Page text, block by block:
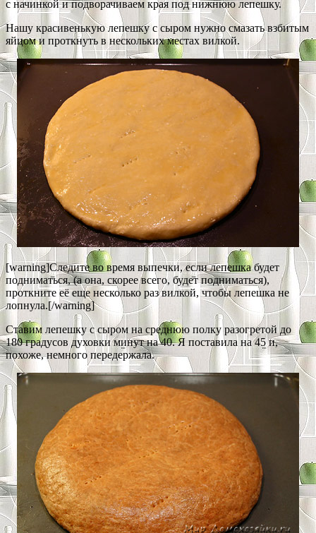
с начинкой и подворачиваем края под нижнюю лепешку.
Нашу красивенькую лепешку с сыром нужно смазать взбитым
яйцом и проткнуть в нескольких местах вилкой.
[warning]Следите во время выпечки, если лепешка будет
подниматься, (а она, скорее всего, будет подниматься),
проткните её еще несколько раз вилкой, чтобы лепешка не
лопнула.[/warning]
Ставим лепешку с сыром на среднюю полку разогретой до
180 градусов духовки минут на 40. Я поставила на 45 и,
похоже, немного передержала.